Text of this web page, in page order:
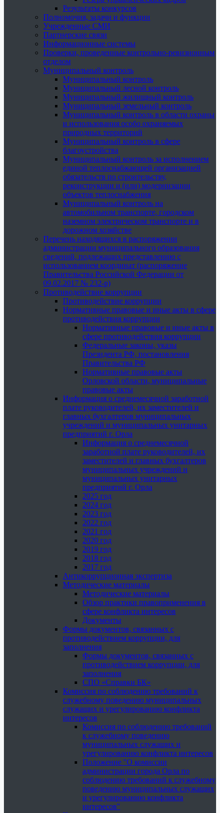
Результаты конкурсов
Полномочия, задачи и функции
Учрежденные СМИ
Партнерские связи
Информационные системы
Проверки, проведенные контрольно-ревизионным
отделом
Муниципальный контроль
Муниципальный контроль
Муниципальный лесной контроль
Муниципальный жилищный контроль
Муниципальный земельный контроль
Муниципальный контроль в области охраны
и использования особо охраняемых
природных территорий
Муниципальный контроль в сфере
благоустройства
Муниципальный контроль за исполнением
единой теплоснабжающей организацией
обязательств по строительству,
реконструкции и (или) модернизации
объектов теплоснабжения
Муниципальный контроль на
автомобильном транспорте, городском
наземном электрическом транспорте и в
дорожном хозяйстве
Перечень находящихся в распоряжении
администрации муниципального образования
сведений, подлежащих представлению с
использованием координат (распоряжение
Правительства Российской Федерации от
09.02.2017 № 232-р)
Противодействие коррупции
Противодействие коррупции
Нормативные правовые и иные акты в сфере
противодействия коррупции
Нормативные правовые и иные акты в
сфере противодействия коррупции
Федеральные законы, указы
Президента РФ, постановления
Правительства РФ
Нормативные правовые акты
Орловской области, муниципальные
правовые акты
Информация о среднемесячной заработной
плате руководителей, их заместителей и
главных бухгалтеров муниципальных
учреждений и муниципальных унитарных
предприятий г. Орла
Информация о среднемесячной
заработной плате руководителей, их
заместителей и главных бухгалтеров
муниципальных учреждений и
муниципальных унитарных
предприятий г. Орла
2025 год
2024 год
2023 год
2022 год
2021 год
2020 год
2019 год
2018 год
2017 год
Антикоррупционная экспертиза
Методические материалы
Методические материалы
Обзор практики правоприменения в
сфере конфликта интересов
Документы
Формы документов, связанных с
противодействием коррупции, для
заполнения
Формы документов, связанных с
противодействием коррупции, для
заполнения
СПО «Справки БК»
Комиссия по соблюдению требований к
служебному поведению муниципальных
служащих и урегулированию конфликта
интересов
Комиссия по соблюдению требований
к служебному поведению
муниципальных служащих и
урегулированию конфликта интересов
Положение "О комиссии
администрации города Орла по
соблюдению требований к служебному
поведению муниципальных служащих
и урегулированию конфликта
интересов"